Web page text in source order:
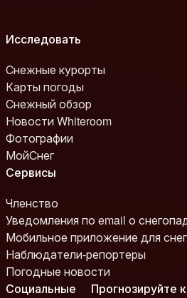
Исследовать
Снежные курорты
Карты погоды
Снежный обзор
Новости Whiteroom
Фотографии
МойСнег
Сервисы
Членство
Уведомления по email о
Мобильное приложение для
Наблюдатели-репортеры
Погодные новости
Социальные
Прогнозируйте